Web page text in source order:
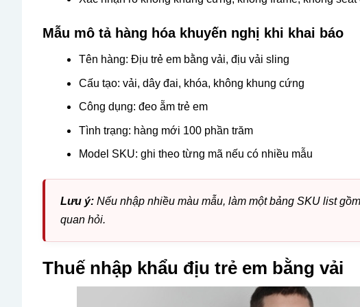
Mẫu mô tả hàng hóa khuyến nghị khi khai báo
Tên hàng: Địu trẻ em bằng vải, địu vải sling
Cấu tạo: vải, dây đai, khóa, không khung cứng
Công dụng: đeo ẵm trẻ em
Tình trạng: hàng mới 100 phần trăm
Model SKU: ghi theo từng mã nếu có nhiều mẫu
Lưu ý: Nếu nhập nhiều màu mẫu, làm một bảng SKU list
quan hỏi.
Thuế nhập khẩu địu trẻ em bằng vải